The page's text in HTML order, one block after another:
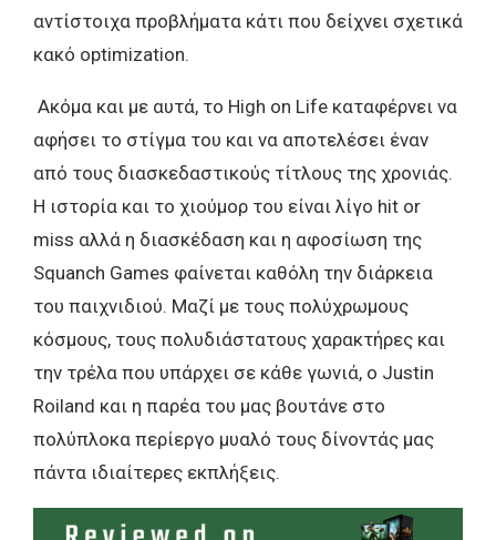
αντίστοιχα προβλήματα κάτι που δείχνει σχετικά
κακό optimization.
Ακόμα και με αυτά, το High on Life καταφέρνει να
αφήσει το στίγμα του και να αποτελέσει έναν
από τους διασκεδαστικούς τίτλους της χρονιάς.
Η ιστορία και το χιούμορ του είναι λίγο hit or
miss αλλά η διασκέδαση και η αφοσίωση της
Squanch Games φαίνεται καθόλη την διάρκεια
του παιχνιδιού. Μαζί με τους πολύχρωμους
κόσμους, τους πολυδιάστατους χαρακτήρες και
την τρέλα που υπάρχει σε κάθε γωνιά, ο Justin
Roiland και η παρέα του μας βουτάνε στο
πολύπλοκα περίεργο μυαλό τους δίνοντάς μας
πάντα ιδιαίτερες εκπλήξεις.